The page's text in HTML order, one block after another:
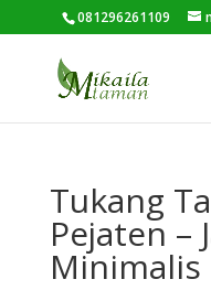
081296261109
Tukang
Pejaten –